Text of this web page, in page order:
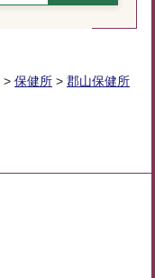
> 保健所 > 郡山保健所